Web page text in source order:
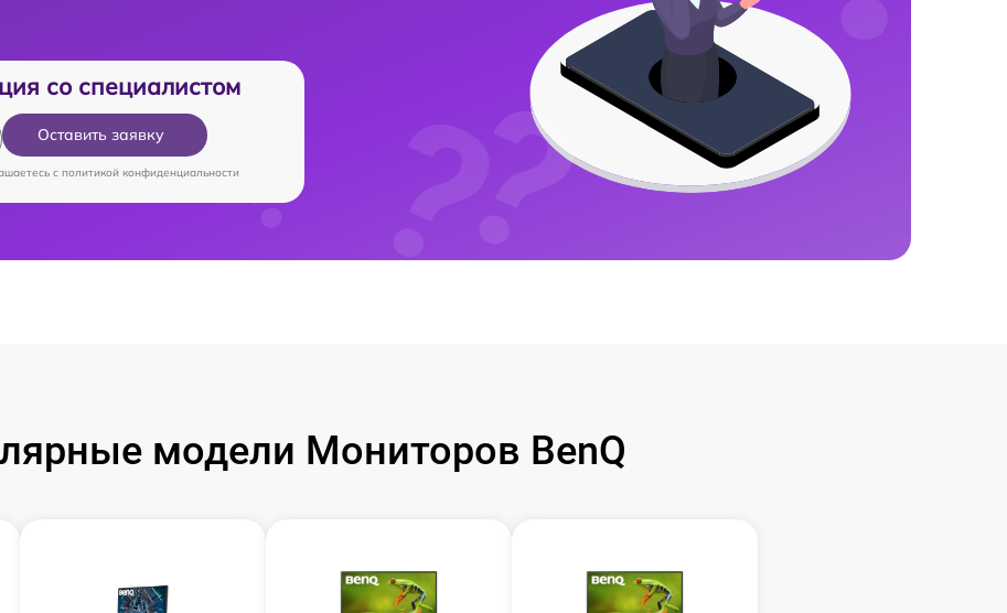
со специалистом
Оставить заявку
c политикой конфиденциальности
модели Мониторов BenQ